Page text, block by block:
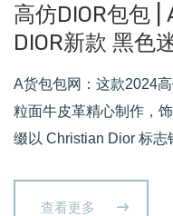
高仿DIOR包包
DIOR新款 黑色
A货包包网：这款2024
粒面牛皮革精心制作，
缀以 Christian Dior 标志
查看更多